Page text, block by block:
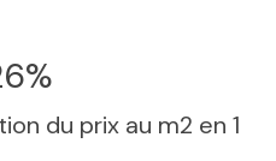
du prix au m2 en 1